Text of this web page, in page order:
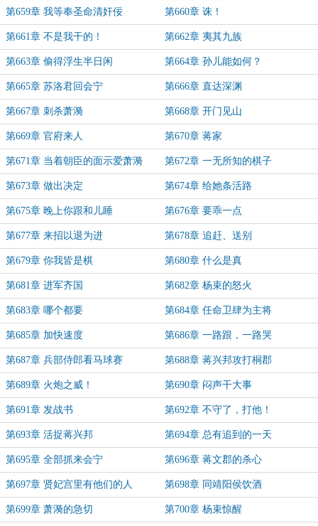
第659章 我等奉圣命清奸佞 第660章 诛！
第661章 不是我干的！ 第662章 夷其九族
第663章 偷得浮生半日闲 第664章 孙儿能如何？
第665章 苏洛君回会宁 第666章 直达深渊
第667章 刺杀萧漪 第668章 开门见山
第669章 官府来人 第670章 蒋家
第671章 当着朝臣的面示爱萧漪 第672章 一无所知的棋子
第673章 做出决定 第674章 给她条活路
第675章 晚上你跟和儿睡 第676章 要乖一点
第677章 来招以退为进 第678章 追赶、送别
第679章 你我皆是棋 第680章 什么是真
第681章 进军齐国 第682章 杨束的怒火
第683章 哪个都要 第684章 任命卫肆为主将
第685章 加快速度 第686章 一路跟，一路哭
第687章 兵部侍郎看马球赛 第688章 蒋兴邦攻打桐郡
第689章 火炮之威！ 第690章 闷声干大事
第691章 发战书 第692章 不守了，打他！
第693章 活捉蒋兴邦 第694章 总有追到的一天
第695章 全部抓来会宁 第696章 蒋文郡的杀心
第697章 贤妃宫里有他们的人 第698章 同靖阳侯饮酒
第699章 萧漪的急切 第700章 杨束惊醒